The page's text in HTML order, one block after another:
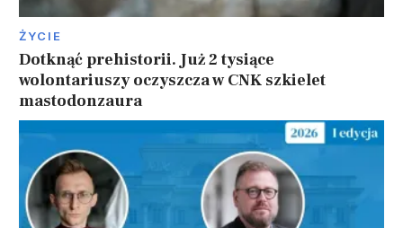
ŻYCIE
Dotknąć prehistorii. Już 2 tysiące
wolontariuszy oczyszcza w CNK szkielet
mastodonzaura